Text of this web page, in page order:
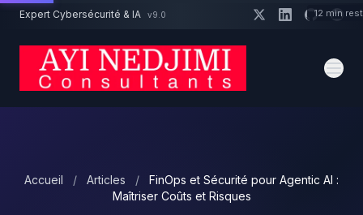
Aller au contenu principal
Expert Cybersécurité & IA v9.0
Accueil / Articles /
FinOps et Sécurité pour Agentic AI :
Maîtriser Coûts et Risques
Un projet cybersécurité ? 12 min